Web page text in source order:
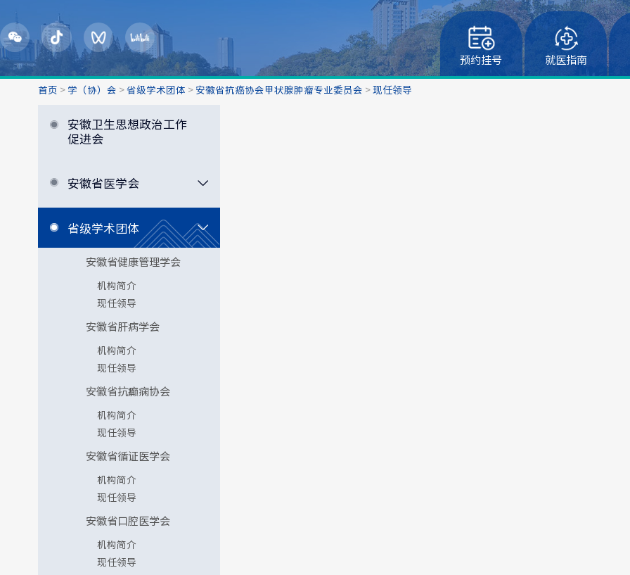
预约挂号 就医指南
首页 > 学（协）会 > 省级学术团体 > 安徽省抗癌协会甲状腺肿瘤专业委员会 > 现任领导
安徽卫生思想政治工作
促进会
安徽省医学会
省级学术团体
安徽省健康管理学会
机构简介
现任领导
安徽省肝病学会
机构简介
现任领导
安徽省抗癫痫协会
机构简介
现任领导
安徽省循证医学会
机构简介
现任领导
安徽省口腔医学会
机构简介
现任领导